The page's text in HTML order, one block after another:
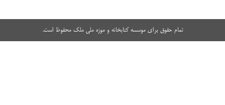
تمام حقوق برای موسسه کتابخانه و موزه ملی ملک محفوظ است.